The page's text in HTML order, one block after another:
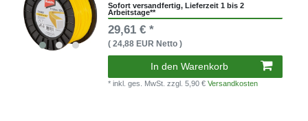
Sofort versandfertig, Lieferzeit 1 bis 2
Arbeitstage**
29,61 € *
( 24,88 EUR Netto )
In den Warenkorb
* inkl. ges. MwSt.zzgl. 5,90 €Versandkosten